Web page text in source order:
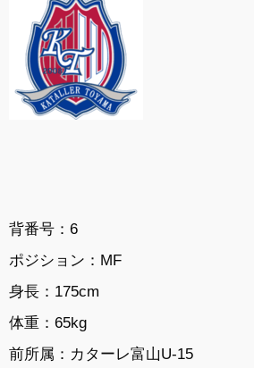
背番号：6
ポジション：MF
身長：175cm
体重：65kg
前所属： カターレ富山U-15